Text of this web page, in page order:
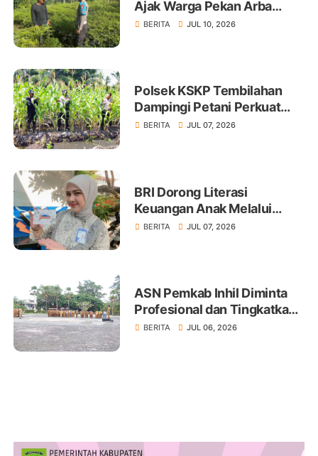
Ajak Warga Pekan Arba
Tanam Cabai Dukung
BERITA JUL 10, 2026
Polsek KSKP Tembilahan
Dampingi Petani Perkuat
Swasembada Pangan
BERITA JUL 07, 2026
BRI Dorong Literasi
Keuangan Anak Melalui
Produk BritAma Junio
BERITA JUL 07, 2026
ASN Pemkab Inhil Diminta
Profesional dan Tingkatkan
Pelayanan Publik
BERITA JUL 06, 2026